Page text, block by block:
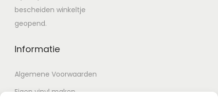
bescheiden winkeltje
geopend.
Informatie
Algemene Voorwaarden
Eigen vinyl maken